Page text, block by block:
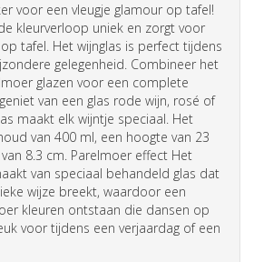
voor een vleugje glamour op tafel!
kleurverloop uniek en zorgt voor
tafel. Het wijnglas is perfect tijdens
gelegenheid. Combineer het
glazen voor een complete
van een glas rode wijn, rosé of
maakt elk wijntje speciaal. Het
van 400 ml, een hoogte van 23
8.3 cm. Parelmoer effect Het
van speciaal behandeld glas dat
wijze breekt, waardoor een
kleuren ontstaan die dansen op
voor tijdens een verjaardag of een